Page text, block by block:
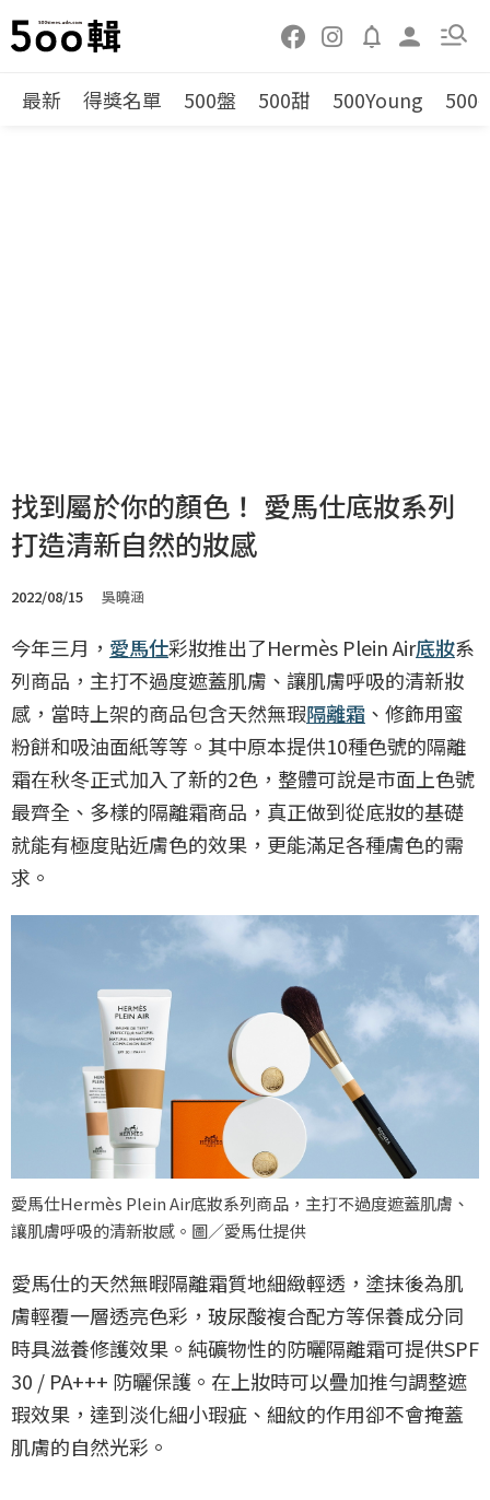
最新 得獎名單 500盤 500甜 500Young 500
找到屬於你的顏色！ 愛馬仕底妝系列
打造清新自然的妝感
2022/08/15 吳曉涵
今年三月， 愛馬仕彩妝推出了Hermès Plein Air底妝系
列商品，主打不過度遮蓋肌膚、讓肌膚呼吸的清新妝
感，當時上架的商品包含天然無瑕隔離霜 、修飾用蜜
粉餅和吸油面紙等等。其中原本提供10種色號的隔離
霜在秋冬正式加入了新的2色，整體可說是市面上色號
最齊全、多樣的隔離霜商品，真正做到從底妝的基礎
就能有極度貼近膚色的效果，更能滿足各種膚色的需
求。
愛馬仕Hermès Plein Air底妝系列商品，主打不過度遮蓋肌膚、
讓肌膚呼吸的清新妝感。圖／愛馬仕提供
愛馬仕的天然無暇隔離霜質地細緻輕透，塗抹後為肌
膚輕覆一層透亮色彩，玻尿酸複合配方等保養成分同
時具滋養修護效果。純礦物性的防曬隔離霜可提供SPF
30 / PA+++ 防曬保護。在上妝時可以疊加推勻調整遮
瑕效果，達到淡化細小瑕疵、細紋的作用卻不會掩蓋
肌膚的自然光彩。